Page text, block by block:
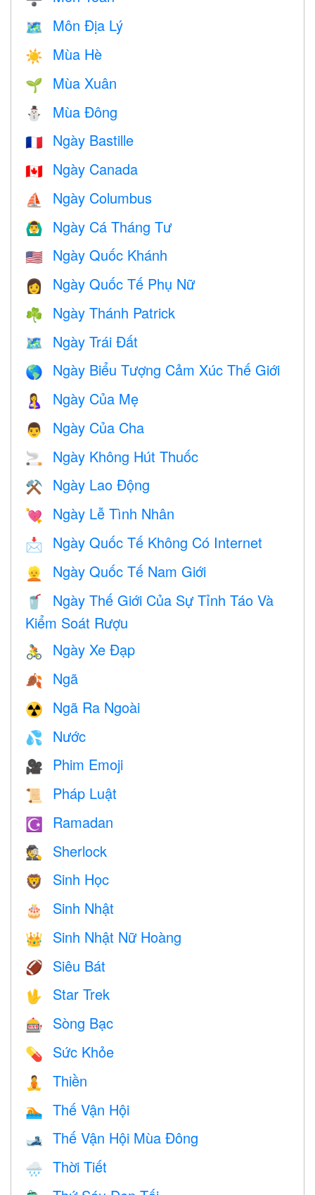
🗺 Môn Địa Lý
☀️ Mùa Hè
🌱 Mùa Xuân
⛄ Mùa Đông
🇫🇷 Ngày Bastille
🇨🇦 Ngày Canada
⛵️ Ngày Columbus
🙆‍♂️ Ngày Cá Tháng Tư
🇺🇸 Ngày Quốc Khánh
👩 Ngày Quốc Tế Phụ Nữ
☘️ Ngày Thánh Patrick
🗺️ Ngày Trái Đất
🌎 Ngày Biểu Tượng Cảm Xúc Thế Giới
🤱 Ngày Của Mẹ
👨 Ngày Của Cha
🚬 Ngày Không Hút Thuốc
⚒️ Ngày Lao Động
💘 Ngày Lễ Tình Nhân
📩 Ngày Quốc Tế Không Có Internet
👱 Ngày Quốc Tế Nam Giới
🥤
Ngày Thế Giới Của Sự Tỉnh Táo Và
Kiểm Soát Rượu
🚴 Ngày Xe Đạp
🍂 Ngã
☢️ Ngã Ra Ngoài
💦 Nước
🎥 Phim Emoji
📜 Pháp Luật
☪️ Ramadan
🕵️ Sherlock
🦁 Sinh Học
🎂 Sinh Nhật
👑 Sinh Nhật Nữ Hoàng
🏈 Siêu Bát
🖖 Star Trek
🎰 Sòng Bạc
💊 Sức Khỏe
🧘 Thiền
🏊 Thế Vận Hội
🎿 Thế Vận Hội Mùa Đông
🌧 Thời Tiết